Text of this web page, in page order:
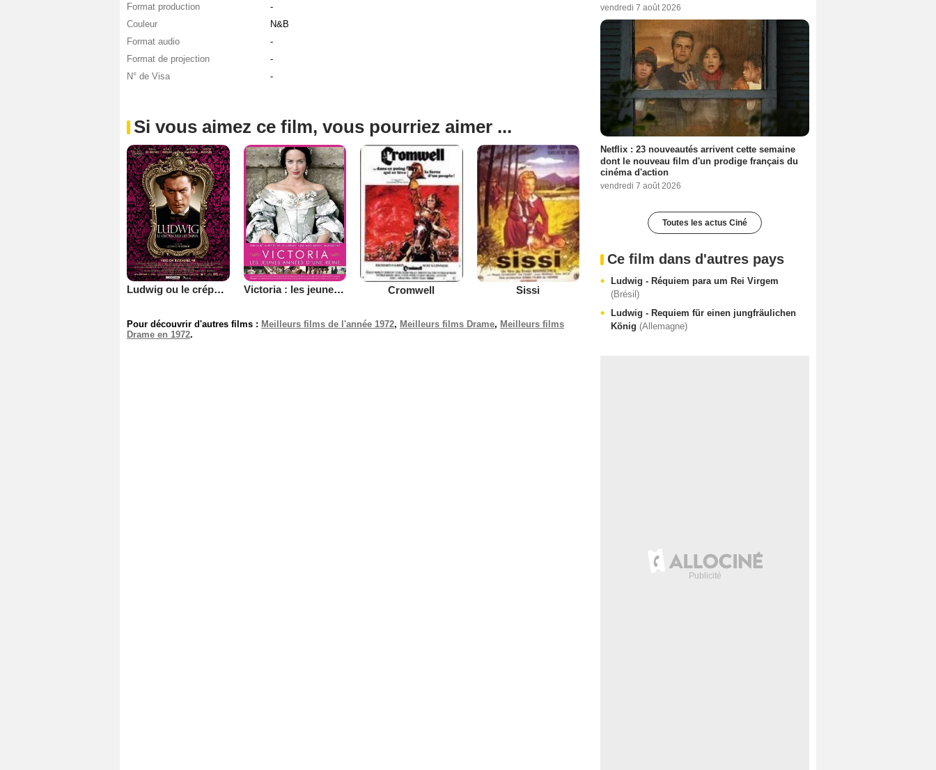
Format production
-
Couleur
N&B
Format audio
-
Format de projection
-
N° de Visa
-
Si vous aimez ce film, vous pourriez aimer ...
Ludwig ou le crépuscule des Dieux Victoria : les jeunes années d'une reine Cromwell Sissi
Pour découvrir d'autres films : Meilleurs films de l'année 1972, Meilleurs films Drame, Meilleurs films
Drame en 1972.
vendredi 7 août 2026
Netflix : 23 nouveautés arrivent cette semaine
dont le nouveau film d'un prodige français du
cinéma d'action
vendredi 7 août 2026
Toutes les actus Ciné
Ce film dans d'autres pays
Ludwig - Réquiem para um Rei Virgem
(Brésil)
Ludwig - Requiem für einen jungfräulichen
König (Allemagne)